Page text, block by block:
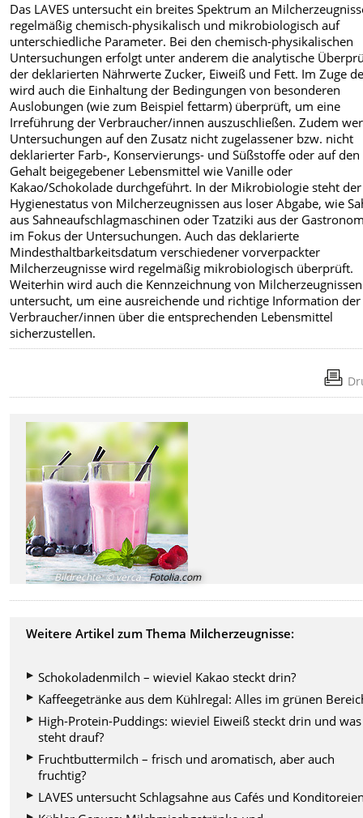
Das LAVES untersucht ein breites Spektrum an
regelmäßig chemisch-physikalisch und mikrobiologisch auf
unterschiedliche Parameter. Bei den chemisch-physikalischen
Untersuchungen erfolgt unter anderem die analytische
der deklarierten Nährwerte Zucker, Eiweiß und Fett. Im Zuge
wird auch die Einhaltung der Bedingungen von besonderen
Auslobungen (wie zum Beispiel fettarm) überprüft, um eine
Irreführung der Verbraucher/innen auszuschließen. Zudem
Untersuchungen auf den Zusatz nicht zugelassener bzw. nicht
deklarierter Farb-, Konservierungs- und Süßstoffe oder auf den
Gehalt beigegebener Lebensmittel wie Vanille oder
Kakao/Schokolade durchgeführt. In der Mikrobiologie steht der
Hygienestatus von Milcherzeugnissen aus loser Abgabe, wie
aus Sahneaufschlagmaschinen oder Tzatziki aus der
im Fokus der Untersuchungen. Auch das deklarierte
Mindesthaltbarkeitsdatum verschiedener vorverpackter
Milcherzeugnisse wird regelmäßig mikrobiologisch überprüft.
Weiterhin wird auch die Kennzeichnung von Milcherzeugnissen
untersucht, um eine ausreichende und richtige Information der
Verbraucher/innen über die entsprechenden Lebensmittel
sicherzustellen.
Bildrechte:© verca -Fotolia.com
Weitere Artikel zum Thema Milcherzeugnisse:
Schokoladenmilch – wieviel Kakao steckt drin?
Kaffeegetränke aus dem Kühlregal: Alles im grünen
High-Protein-Puddings: wieviel Eiweiß steckt drin und was
steht drauf?
Fruchtbuttermilch – frisch und aromatisch, aber auch
fruchtig?
LAVES untersucht Schlagsahne aus Cafés und